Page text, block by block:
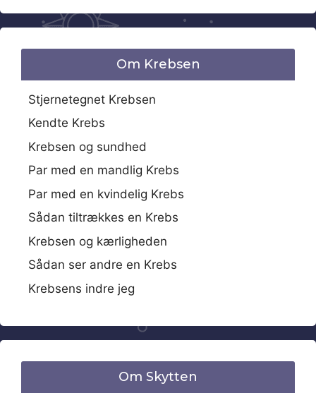
Om Krebsen
Stjernetegnet Krebsen
Kendte Krebs
Krebsen og sundhed
Par med en mandlig Krebs
Par med en kvindelig Krebs
Sådan tiltrækkes en Krebs
Krebsen og kærligheden
Sådan ser andre en Krebs
Krebsens indre jeg
Om Skytten